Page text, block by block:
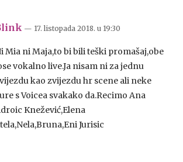
— 17. listopada 2018. u 19:30
Mia ni Maja,to bi bili teški promašaj,obe
vokalno live.Ja nisam ni za jednu
kao zvijezdu hr scene ali neke
s Voicea svakako da.Recimo Ana
Knežević,Elena
Jurisic